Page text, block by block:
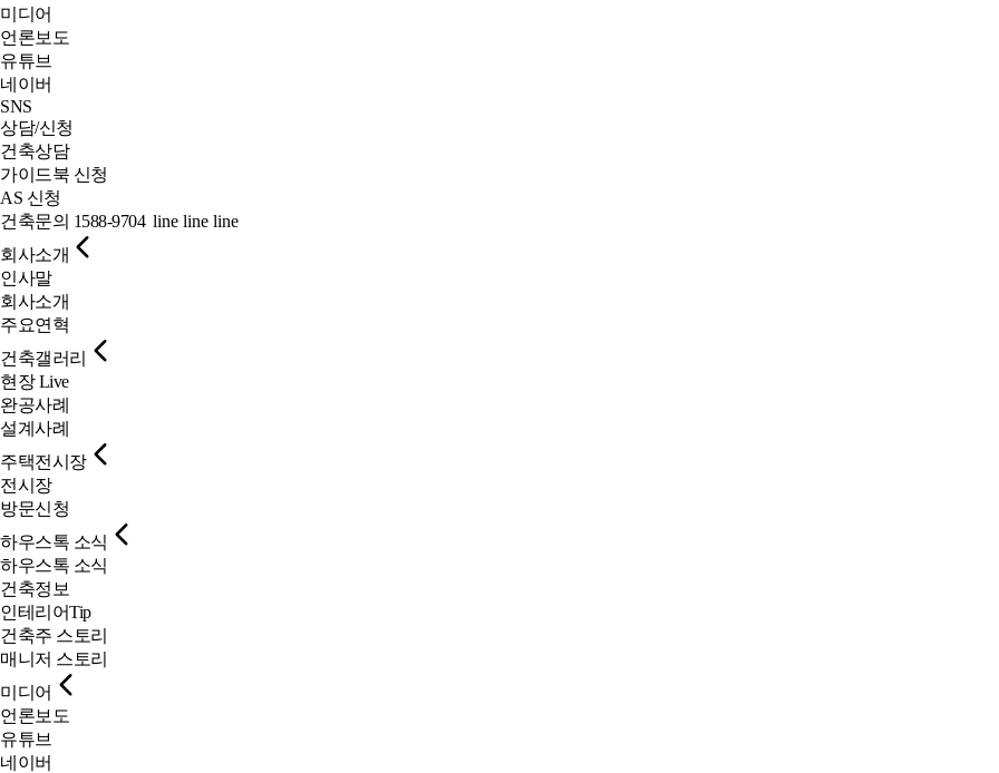
미디어
언론보도
유튜브
네이버
SNS
상담/신청
건축상담
가이드북 신청
AS 신청
건축문의 1588-9704 line line line
회사소개
인사말
회사소개
주요연혁
건축갤러리
현장 Live
완공사례
설계사례
주택전시장
전시장
방문신청
하우스톡 소식
하우스톡 소식
건축정보
인테리어Tip
건축주 스토리
매니저 스토리
미디어
언론보도
유튜브
네이버